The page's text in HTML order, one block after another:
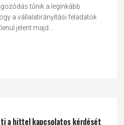
tűnik a leginkább
a vállalatirányítási feladatok
jelent majd...
a hittel kapcsolatos kérdését